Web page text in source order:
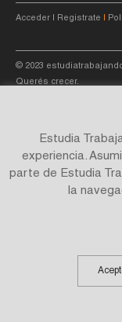
Acceder Registrate
© 2023
Querés crecer.
Estudia
experiencia.
parte de Estudia
la